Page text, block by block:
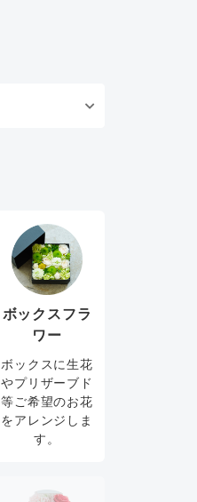
ボックスフラ
ワー
ボックスに生花
やプリザーブド
等ご希望のお花
をアレンジしま
す。